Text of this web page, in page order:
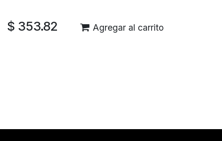
$ 353.82 Agregar al carrito